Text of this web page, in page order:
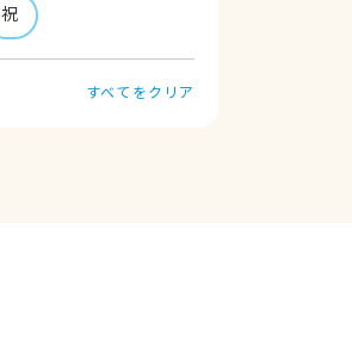
祝
すべてをクリア